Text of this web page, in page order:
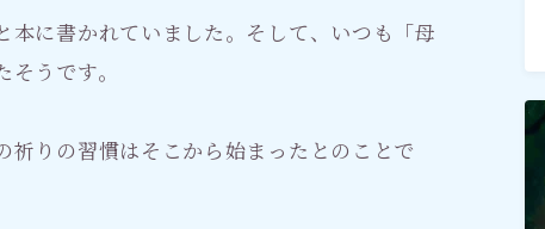
に書かれていました。そして、いつも「母
うです。
りの習慣はそこから始まったとのことで